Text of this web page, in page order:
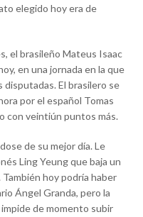
elegido hoy era de
el brasileño Mateus Isaac
en una jornada en la que
disputadas. El brasilero se
por el español Tomas
con veintiún puntos más.
de su mejor día. Le
Ling Yeung que baja un
hoy podría haber
Ángel Granda, pero la
de momento subir